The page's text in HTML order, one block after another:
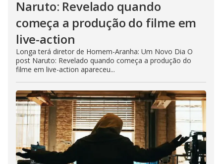
Naruto: Revelado quando
começa a produção do filme em
live-action
Longa terá diretor de Homem-Aranha: Um Novo Dia O
post Naruto: Revelado quando começa a produção do
filme em live-action apareceu...